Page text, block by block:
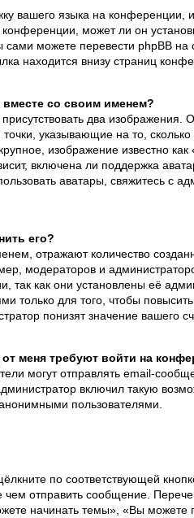
вашего языка на конференции,
может ли он
сами можете перевести phpBB
находится внизу страниц
вместе со своим именем?
два изображения.
точки, указывающие на то,
изображение известно
включена ли поддержка
аватары, свяжитесь с
его?
отражают количество
модераторов и
так как они установлены её
только для того, чтобы
понизят значение вашего
меня требуют войти на
могут отправлять email-
включил такую
пользователями.
по соответствующей
чем отправить сообщение.
начинать темы», «Вы можете